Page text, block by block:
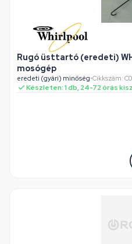
Rugó üsttartó (eredeti)
mosógép
eredeti (gyári) minőség•Cikkszám:
Készleten: 1 db, 24-72 órás